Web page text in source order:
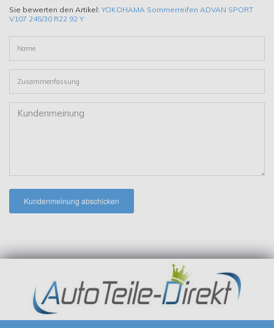
22
Reifen Geschwindigkeits Index
Y
Reifen Lastindex
92
Reifen EU Label Rollwiderstand
Reifen EU Label Nasshaftung
Reifen EU Label Frg. Klasse
Sie bewerten den Artikel: YOKOHAMA Sommerreifen ADVAN SPORT
V107 245/30 R22 92 Y
Kundenmeinung abschicken